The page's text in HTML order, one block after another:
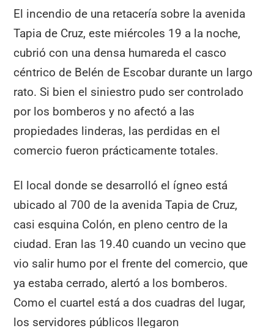
El incendio de una retacería sobre la avenida
Tapia de Cruz, este miércoles 19 a la noche,
cubrió con una densa humareda el casco
céntrico de Belén de Escobar durante un largo
rato. Si bien el siniestro pudo ser controlado
por los bomberos y no afectó a las
propiedades linderas, las perdidas en el
comercio fueron prácticamente totales.
El local donde se desarrolló el ígneo está
ubicado al 700 de la avenida Tapia de Cruz,
casi esquina Colón, en pleno centro de la
ciudad. Eran las 19.40 cuando un vecino que
vio salir humo por el frente del comercio, que
ya estaba cerrado, alertó a los bomberos.
Como el cuartel está a dos cuadras del lugar,
los servidores públicos llegaron